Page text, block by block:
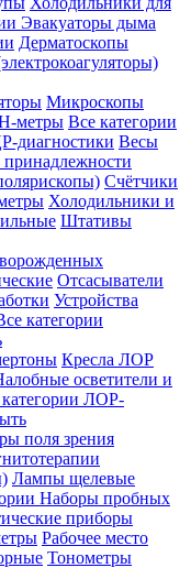
Эвакуаторы дыма
Дерматоскопы
Микроскопы
метры Все категории
диагностики Весы
Счётчики
Холодильники и
Штативы
Отсасыватели
Устройства
категории
Кресла ЛОР
осветители и
ЛОР-
поля зрения
Лампы щелевые
Наборы пробных
приборы
Рабочее место
Тонометры